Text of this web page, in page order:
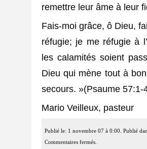
remettre leur âme à leur
Fais-moi grâce, ô Dieu,
réfugie; je me réfugie à
les calamités soient
Dieu qui mène tout à
secours. »(Psaume 57:1-
Mario Veilleux, pasteur
Publié le: 1 novembre 07 à 0:00. Publié
Commentaires fermés.